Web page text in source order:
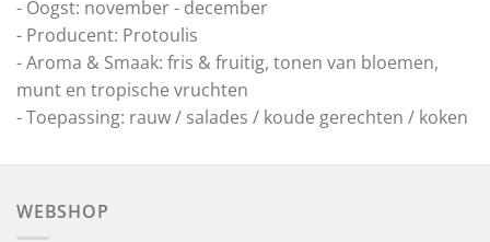
- Oogst: november - december
- Producent: Protoulis
- Aroma & Smaak: fris & fruitig, tonen van bloemen,
munt en tropische vruchten
- Toepassing: rauw / salades / koude gerechten / koken
WEBSHOP